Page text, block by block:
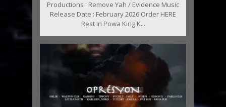
Productions : Remove Yah / Evidence Music
Release Date : February 2026 Order HERE
Rest In Powa King K...